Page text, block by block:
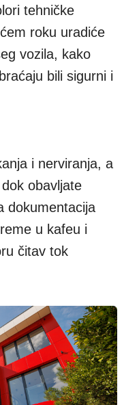
roku uradiće
vozila, kako
bili sigurni i
obavljate
u kafeu i
čitav tok